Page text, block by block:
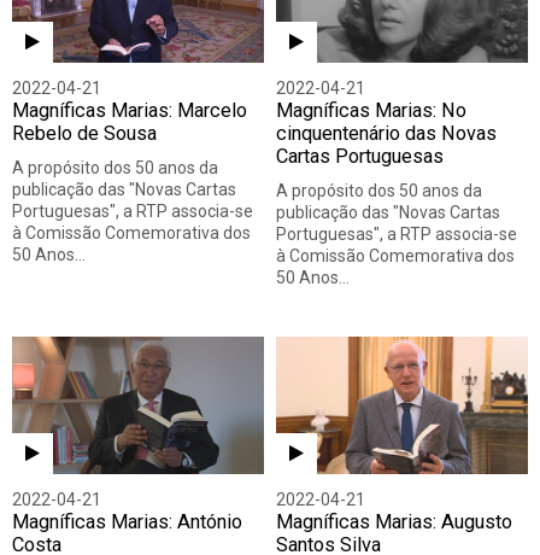
2022-04-21
Magníficas Marias: Marcelo
Rebelo de Sousa
A propósito dos 50 anos da
publicação das "Novas Cartas
Portuguesas", a RTP associa-se
à Comissão Comemorativa dos
50 Anos…
2022-04-21
Magníficas Marias: No
cinquentenário das Novas
Cartas Portuguesas
A propósito dos 50 anos da
publicação das "Novas Cartas
Portuguesas", a RTP associa-se
à Comissão Comemorativa dos
50 Anos…
2022-04-21
Magníficas Marias: António
Costa
2022-04-21
Magníficas Marias: Augusto
Santos Silva